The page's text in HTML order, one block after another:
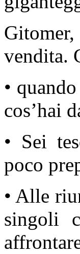
vendita.
•
cos’hai
• Sei
poco
• Alle
singoli